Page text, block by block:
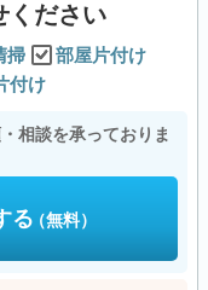
ください
掃
部屋片付け
付け
相談を承っておりま
る（無料）